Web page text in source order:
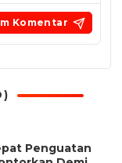
Penguatan